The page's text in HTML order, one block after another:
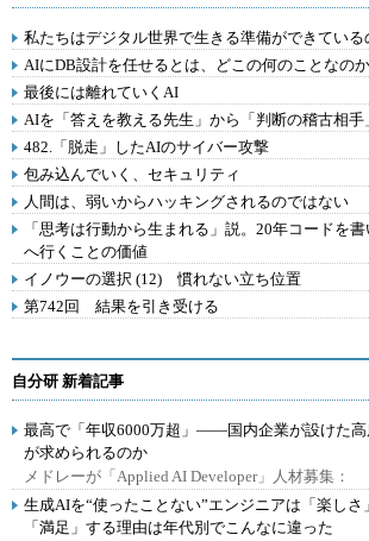
私たちはデジタル世界で生きる準備ができている
AIにDB設計を任せるとは、どこの何のことなの
最後には離れていくAI
AIを「答えを教える先生」から「判断の稽古相手
482.「脱走」したAIのサイバー攻撃
包み込んでいく、セキュリティ
人間は、弱いからハッキングされるのではない
「思考は行動から生まれる」説。20年コードを
へ行くことの価値
イノウーの選択 (12) 慣れない立ち位置
第742回 結果を引き受ける
自分研 新着記事
最高で「年収6000万超」――国内企業が設けた
が求められるのか
メドレーが「Applied AI Developer」人材募集：
生成AIを“使ったことない”エンジニアは「楽し
「満足」する理由は年代別でこんなに違った